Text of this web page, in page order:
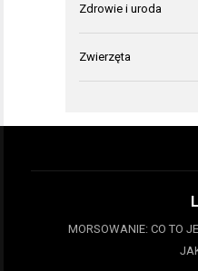
Zdrowie i uroda
Zwierzęta
MORSOWANIE: CO TO